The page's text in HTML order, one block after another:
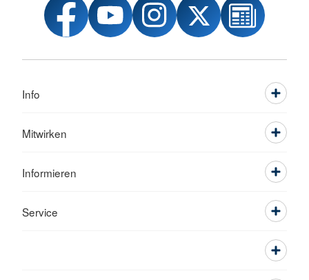
Info
Mitwirken
Informieren
Service